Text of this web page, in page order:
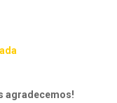
agradecemos!